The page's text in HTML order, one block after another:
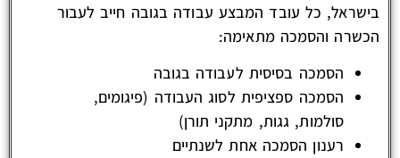
בישראל, כל עובד המבצע עבודה בגובה חייב לעבור
הכשרה והסמכה מתאימה:
הסמכה בסיסית לעבודה בגובה
הסמכה ספציפית לסוג העבודה (פיגומים,
סולמות, גגות, מתקני תורן)
רענון הסמכה אחת לשנתיים